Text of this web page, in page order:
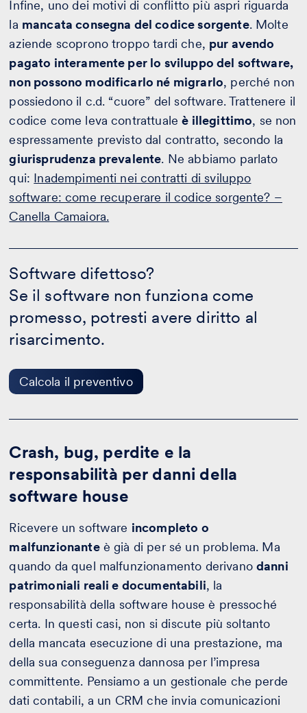
Infine, uno dei motivi di conflitto più aspri riguarda
la mancata consegna del codice sorgente. Molte
aziende scoprono troppo tardi che, pur avendo
pagato interamente per lo sviluppo del software,
non possono modificarlo né migrarlo, perché non
possiedono il c.d. “cuore” del software. Trattenere il
codice come leva contrattualeè illegittimo, se non
espressamente previsto dal contratto, secondo la
giurisprudenza prevalente. Ne abbiamo parlato
qui: Inadempimenti nei contratti di sviluppo
software: come recuperare il codice sorgente? –
Canella Camaiora.
Software difettoso?
Se il software non funziona come
promesso, potresti avere diritto al
risarcimento.
Calcola il preventivo
difettoso?
-
Calcola
preventivo
Crash, bug, perdite e la
responsabilità per danni della
software house
Ricevere un software incompleto o
malfunzionanteè già di per sé un problema. Ma
quando da quel malfunzionamento derivano danni
patrimoniali reali e documentabili, la
responsabilità della software house è pressoché
certa. In questi casi, non si discute più soltanto
della mancata esecuzione di una prestazione, ma
della sua conseguenza dannosa per l’impresa
committente. Pensiamo a un gestionale che perde
dati contabili, a un CRM che invia comunicazioni